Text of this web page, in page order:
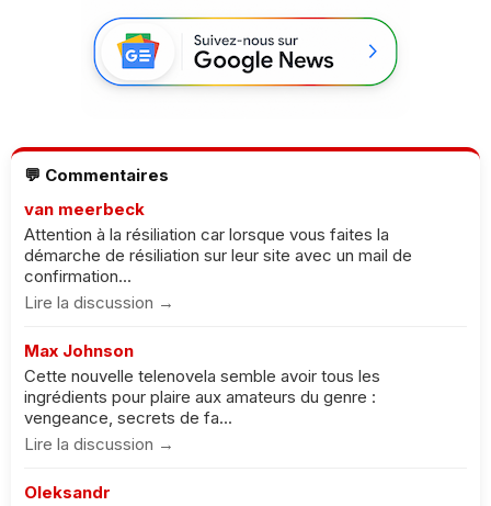
💬 Commentaires
van meerbeck
Attention à la résiliation car lorsque vous faites la
démarche de résiliation sur leur site avec un mail de
confirmation...
Lire la discussion →
Max Johnson
Cette nouvelle telenovela semble avoir tous les
ingrédients pour plaire aux amateurs du genre :
vengeance, secrets de fa...
Lire la discussion →
Oleksandr